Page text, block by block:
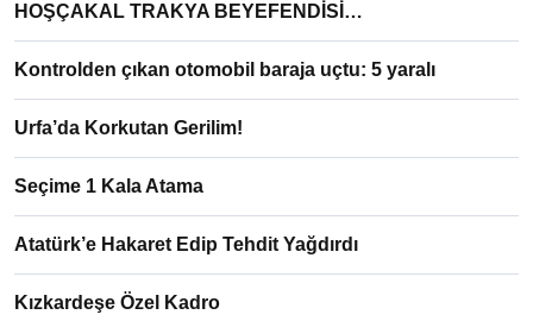
HOŞÇAKAL TRAKYA BEYEFENDİSİ…
Kontrolden çıkan otomobil baraja uçtu: 5 yaralı
Urfa’da Korkutan Gerilim!
Seçime 1 Kala Atama
Atatürk’e Hakaret Edip Tehdit Yağdırdı
Kızkardeşe Özel Kadro